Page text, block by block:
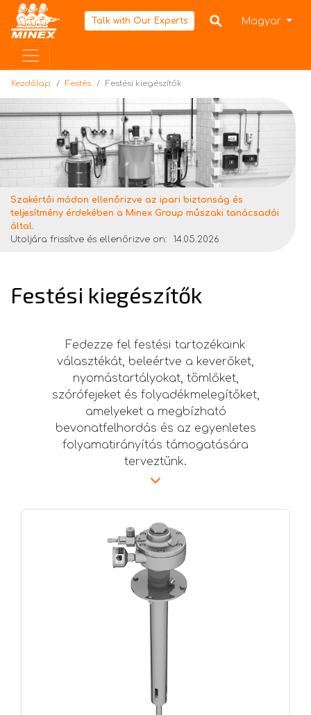
Kezdőlap
Talk with Our Experts Magyar
Kezdőlap Festés Festési kiegészítők
Festési kiegészítők
Szakértői módon ellenőrizve az ipari biztonság és
teljesítmény érdekében a Minex Group műszaki tanácsadói
által.
Utoljára frissítve és ellenőrizve on:
14.05.2026
Fedezze fel festési tartozékaink
választékát, beleértve a keverőket,
nyomástartályokat, tömlőket,
szórófejeket és folyadékmelegítőket,
amelyeket a megbízható
bevonatfelhordás és az egyenletes
folyamatirányítás támogatására